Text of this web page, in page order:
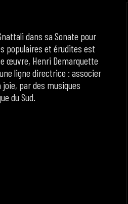
dans sa Sonate pour
populaires et érudites est
œuvre, Henri Demarquette
ligne directrice : associer
par des musiques
du Sud.